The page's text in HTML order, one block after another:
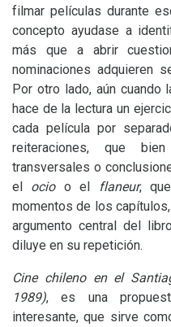
filmar películas durante
concepto ayudase a
más que a abrir
nominaciones adquieren
Por otro lado, aún cuando
hace de la lectura un
cada película por
reiteraciones, que
transversales o
el ocioo el flaneur,
momentos de los
argumento central del
diluye en su repetición.
Cine chileno en el
1989), es una
interesante, que sirve